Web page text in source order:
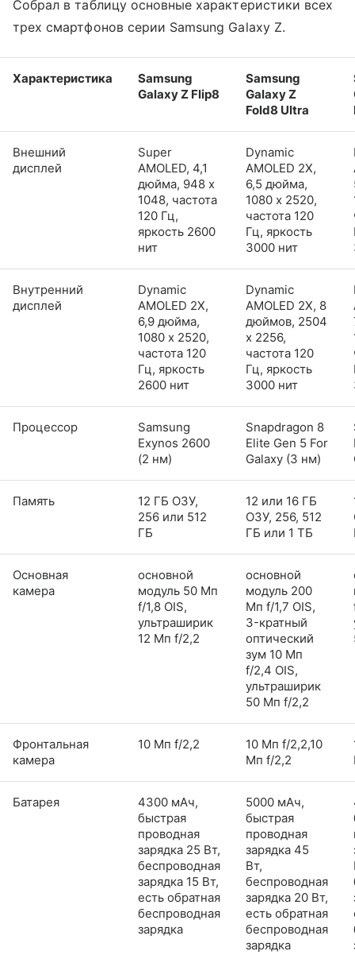
Собрал в таблицу основные характеристики всех
трех смартфонов серии Samsung Galaxy Z.
Характеристика
Samsung
Galaxy Z Flip8
Samsung
Galaxy Z
Fold8 Ultra
Внешний
дисплей
Super
AMOLED, 4,1
дюйма, 948 x
1048, частота
120 Гц,
яркость 2600
нит
Dynamic
AMOLED 2X,
6,5 дюйма,
1080 x 2520,
частота 120
Гц, яркость
3000 нит
Внутренний
дисплей
Dynamic
AMOLED 2X,
6,9 дюйма,
1080 x 2520,
частота 120
Гц, яркость
2600 нит
Dynamic
AMOLED 2X, 8
дюймов, 2504
x 2256,
частота 120
Гц, яркость
3000 нит
Процессор
Samsung
Exynos 2600
(2 нм)
Snapdragon 8
Elite Gen 5 For
Galaxy (3 нм)
Память
12 ГБ ОЗУ,
256 или 512
ГБ
12 или 16 ГБ
ОЗУ, 256, 512
ГБ или 1 ТБ
Основная
камера
основной
модуль 50 Мп
f/1,8 OIS,
ультраширик
12 Мп f/2,2
основной
модуль 200
Мп f/1,7 OIS,
3-кратный
оптический
зум 10 Мп
f/2,4 OIS,
ультраширик
50 Мп f/2,2
Фронтальная
камера
10 Мп f/2,2
10 Мп f/2,2,10
Мп f/2,2
Батарея
4300 мАч,
быстрая
проводная
зарядка 25 Вт,
беспроводная
зарядка 15 Вт,
есть обратная
беспроводная
зарядка
5000 мАч,
быстрая
проводная
зарядка 45
Вт,
беспроводная
зарядка 20 Вт,
есть обратная
беспроводная
зарядка